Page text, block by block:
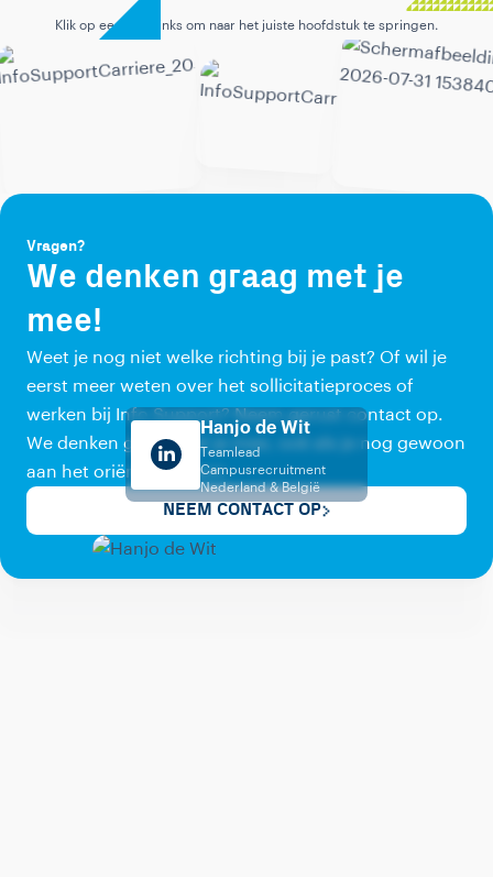
Hoofdstuk 1 / 8 9:16
Klik op een stap links om naar het juiste hoofdstuk te springen.
Vragen?
We denken graag met je
mee!
Weet je nog niet welke richting bij je past? Of wil je
eerst meer weten over het sollicitatieproces of
werken bij Info Support? Neem gerust contact op.
We denken graag met je mee, ook als je nog gewoon
aan het oriënteren bent.
NEEM CONTACT OP
Hanjo de Wit
Teamlead
Campusrecruitment
Nederland & België